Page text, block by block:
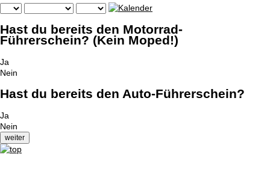
Hast du bereits den Motorrad-
Führerschein? (Kein Moped!)
Ja
Nein
Hast du bereits den Auto-Führerschein?
Ja
Nein